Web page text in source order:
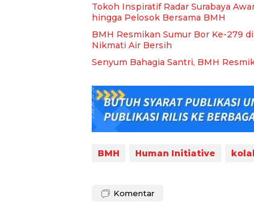
Tokoh Inspiratif Radar Surabaya
hingga Pelosok Bersama BMH
BMH Resmikan Sumur Bor Ke-279
Nikmati Air Bersih
Senyum Bahagia Santri, BMH
BMH Human Initiative
Komentar